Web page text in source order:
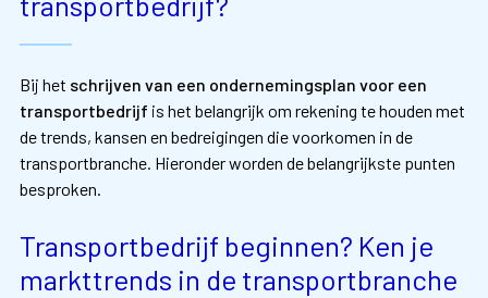
Bij het schrijven van een ondernemingsplan voor een
transportbedrijf is het belangrijk om rekening te houden met
de trends, kansen en bedreigingen die voorkomen in de
transportbranche. Hieronder worden de belangrijkste punten
besproken.
Transportbedrijf beginnen? Ken je
markttrends in de transportbranche